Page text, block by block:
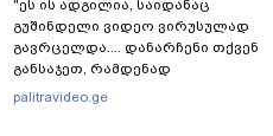
"ეს ის ადგილია, საიდანაც
გუშინდელი ვიდეო ვირუსულად
გავრცელდა.... დანარჩენი თქვენ
განსაჯეთ, რამდენად
შესაძლებელია აქ ადამიანის
palitravideo.ge